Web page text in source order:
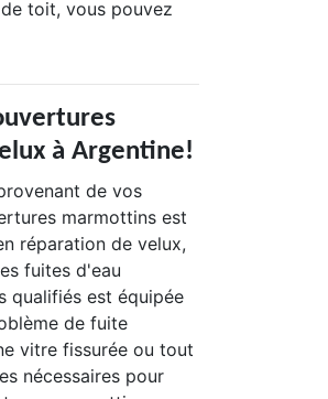
toit, vous pouvez
à Argentine!
de vos
marmottins est
réparation de velux,
fuites d'eau
qualifiés est équipée
de fuite
vitre fissurée ou tout
nécessaires pour